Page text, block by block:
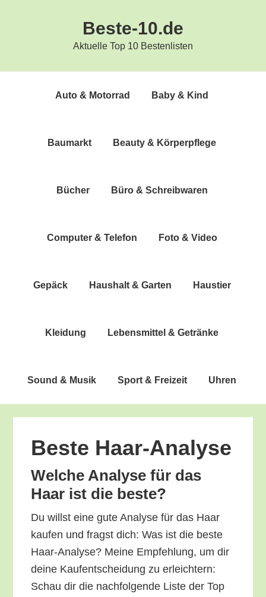
Beste-10.de
Aktuelle Top 10 Bestenlisten
Auto & Motorrad Baby & Kind
Bau­markt Beau­ty & Körperpflege
Bücher Büro & Schreibwaren
Com­pu­ter & Telefon Foto & Video
Gepäck Haus­halt & Garten Haus­tier
Klei­dung Lebens­mit­tel & Getränke
Sound & Musik Sport & Freizeit Uhren
Bes­te Haar-Analyse
Wel­che Ana­ly­se für das
Haar ist die beste?
Du willst eine gute Ana­ly­se für das Haar
kau­fen und fragst dich: Was ist die bes­te
Haar-Ana­ly­se? Mei­ne Emp­feh­lung, um dir
dei­ne Kauf­ent­schei­dung zu erleich­tern:
Schau dir die nach­fol­gen­de Lis­te der Top